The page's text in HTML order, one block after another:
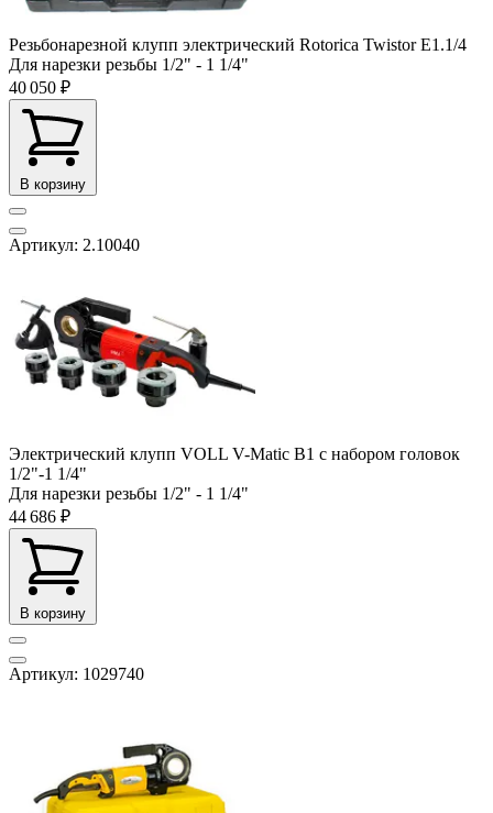
Резьбонарезной клупп электрический Rotorica Twistor E1.1/4
Для нарезки резьбы 1/2" - 1 1/4"
40 050 ₽
В корзину
Артикул: 2.10040
Электрический клупп VOLL V-Matic B1 с набором головок
1/2"-1 1/4"
Для нарезки резьбы 1/2" - 1 1/4"
44 686 ₽
В корзину
Артикул: 1029740